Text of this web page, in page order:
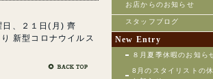
日、２１日(月) 齊
新型コロナウイルス
お店からのお知らせ
スタッフブログ
New Entry
８月夏季休暇のお知ら
8月のスタイリストの